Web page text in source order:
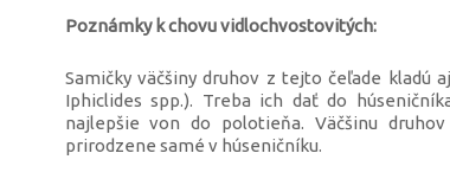
Poznámky k chovu vidlochvostovitých:
Samičky väčšiny druhov z tejto čeľade kladú
Iphiclides spp.). Treba ich dať do
najlepšie von do polotieňa. Väčšinu
prirodzene samé v húseničníku.